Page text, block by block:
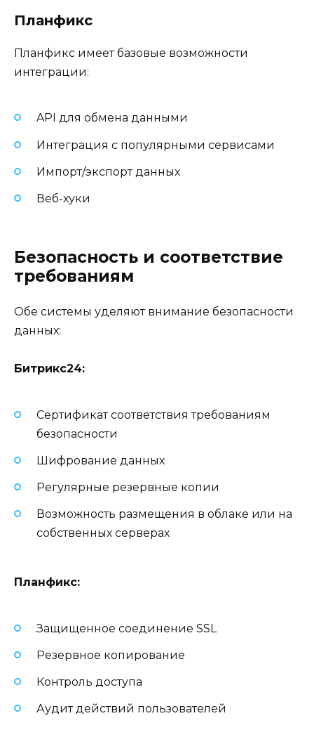
Планфикс
Планфикс имеет базовые возможности
интеграции:
API для обмена данными
Интеграция с популярными сервисами
Импорт/экспорт данных
Веб-хуки
Безопасность и соответствие
требованиям
Обе системы уделяют внимание безопасности
данных:
Битрикс24:
Сертификат соответствия требованиям
безопасности
Шифрование данных
Регулярные резервные копии
Возможность размещения в облаке или на
собственных серверах
Планфикс:
Защищенное соединение SSL
Резервное копирование
Контроль доступа
Аудит действий пользователей